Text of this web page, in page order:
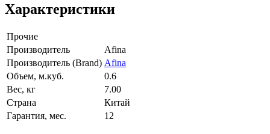
Характеристики
Прочие
Производитель
Afina
Производитель (Brand) Afina
Объем, м.куб.
0.6
Вес, кг
7.00
Страна
Китай
Гарантия, мес.
12